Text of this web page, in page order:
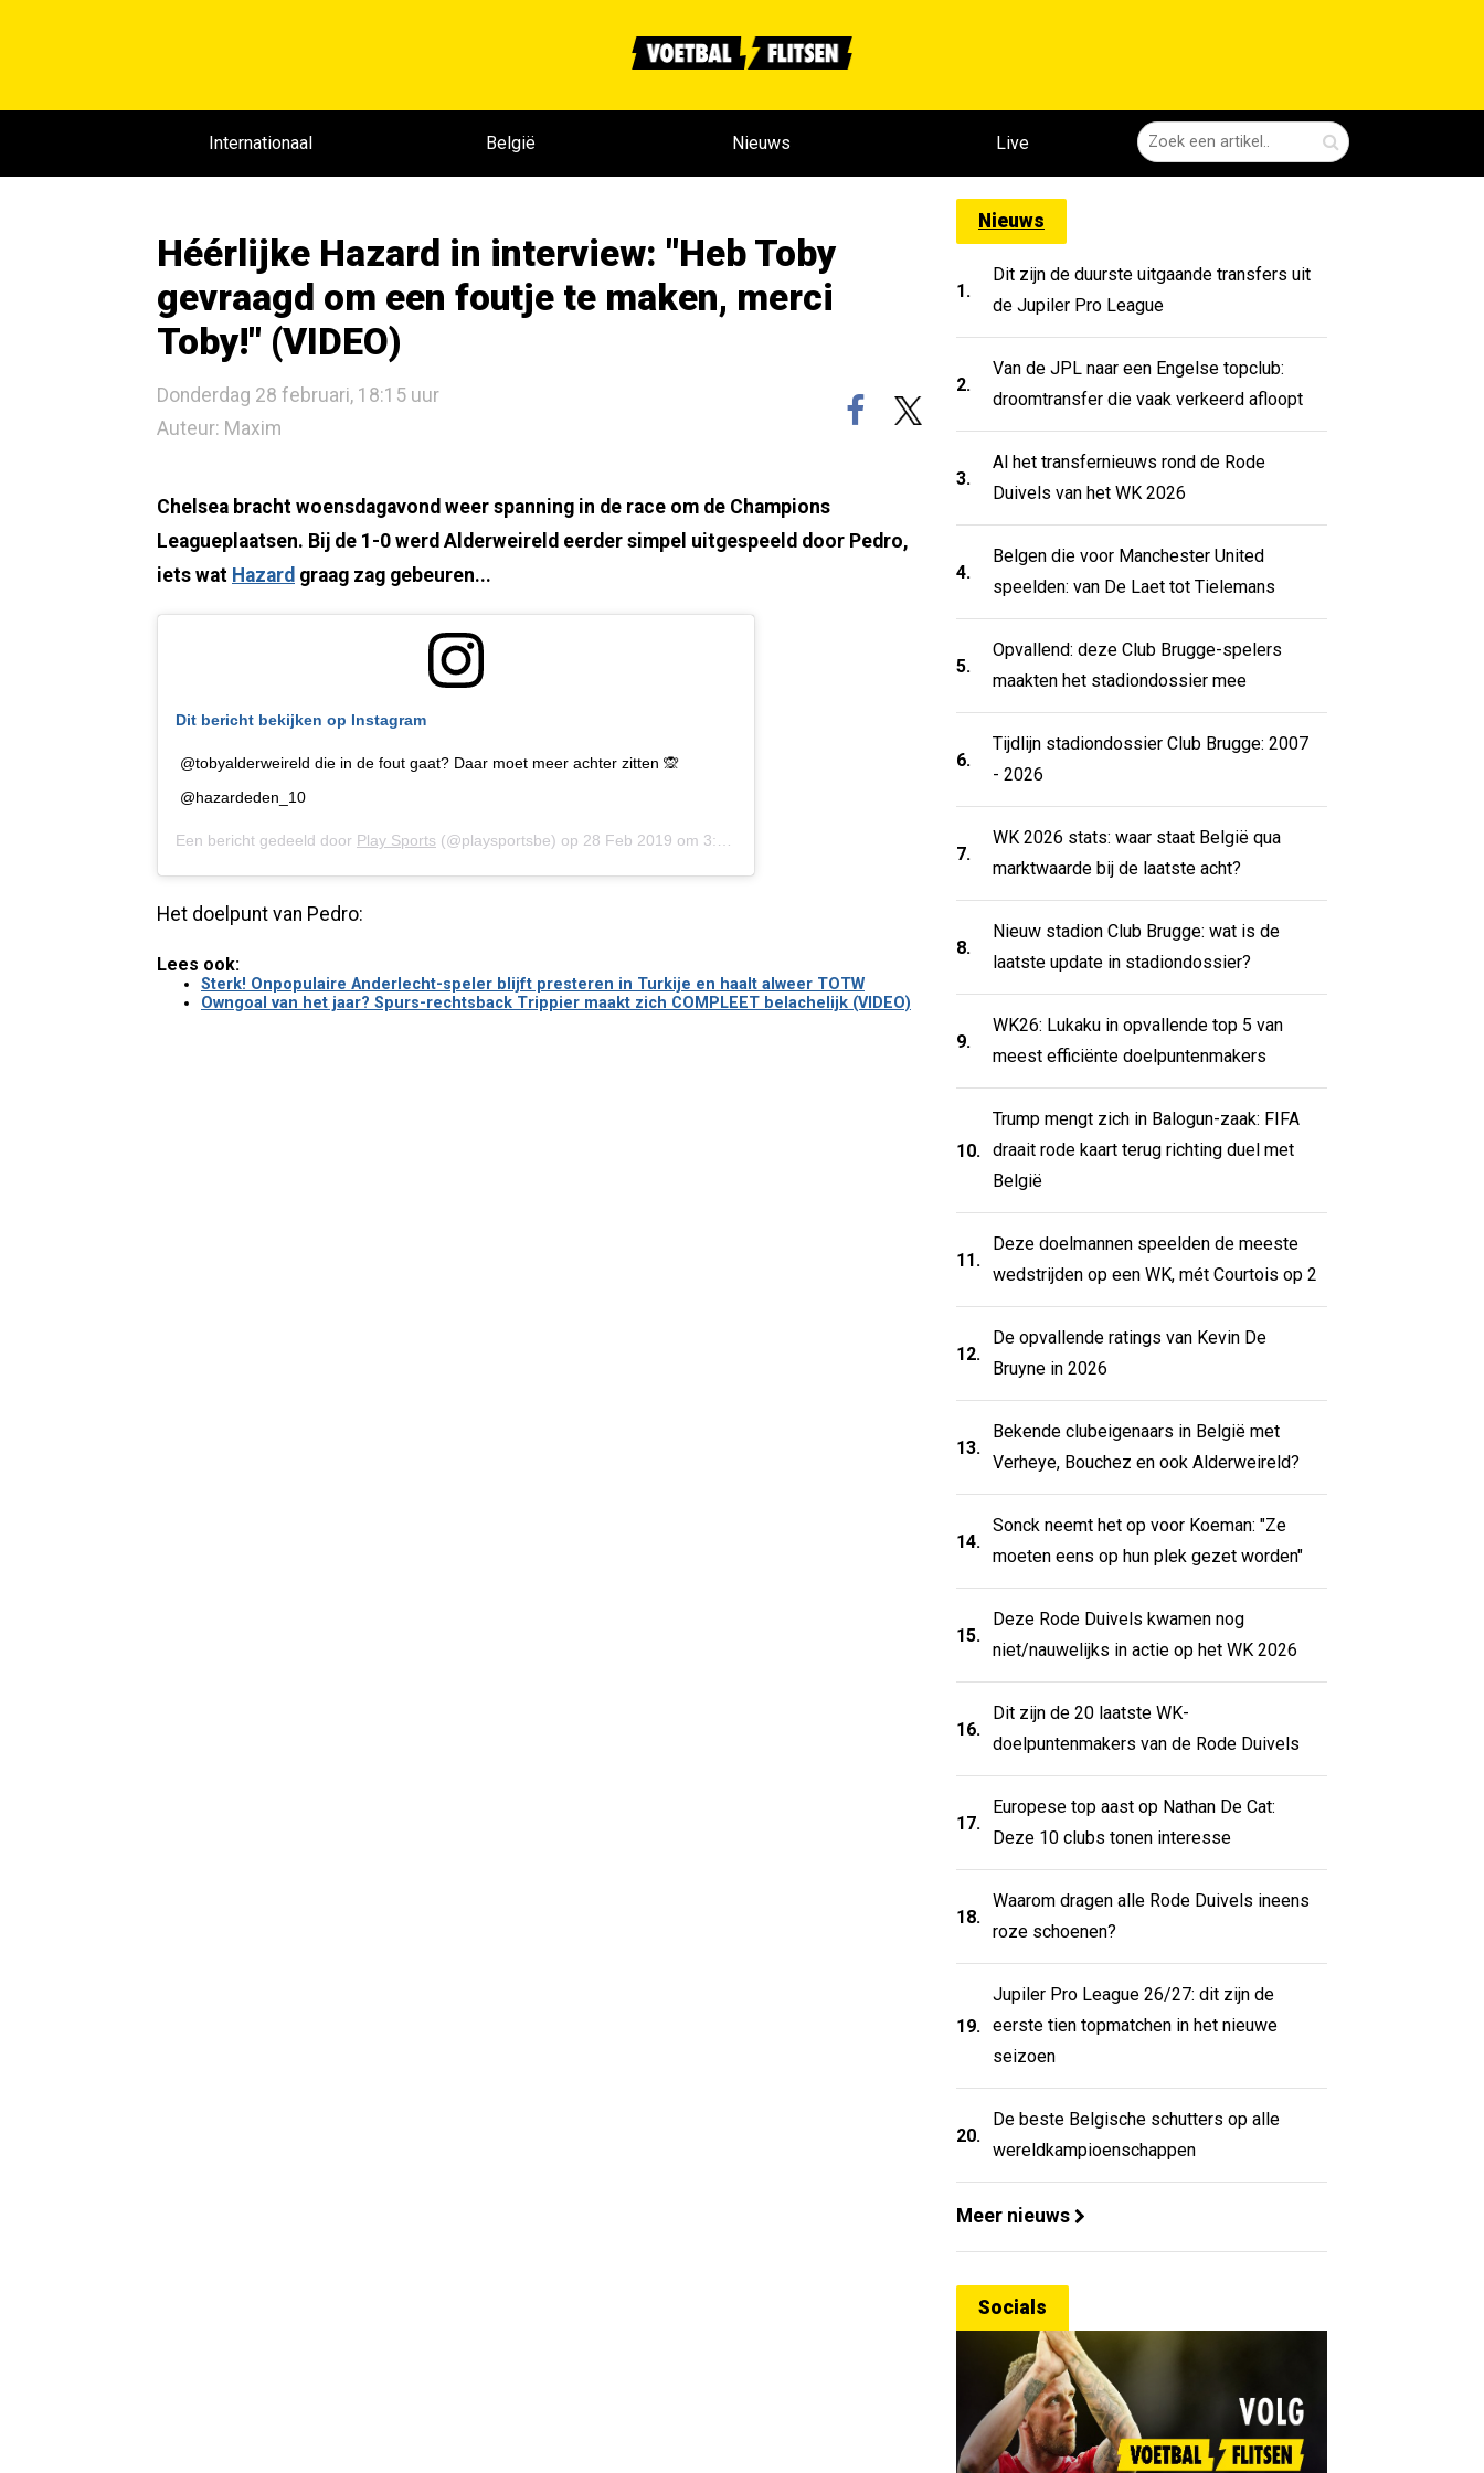
Internationaal België Nieuws Live
Héérlijke Hazard in interview: "Heb Toby
gevraagd om een foutje te maken, merci
Toby!" (VIDEO)
Donderdag 28 februari, 18:15 uur
Auteur: Maxim
Chelsea bracht woensdagavond weer spanning in de race om de Champions
Leagueplaatsen. Bij de 1-0 werd Alderweireld eerder simpel uitgespeeld door Pedro,
iets wat Hazard graag zag gebeuren...
Dit bericht bekijken op Instagram
@tobyalderweireld die in de fout gaat? Daar moet meer achter zitten 🙊
@hazardeden_10
Een bericht gedeeld door Play Sports (@playsportsbe) op 28 Feb 2019 om 3:35 (PST)
Het doelpunt van Pedro:
Lees ook:
Sterk! Onpopulaire Anderlecht-speler blijft presteren in Turkije en haalt alweer TOTW
Owngoal van het jaar? Spurs-rechtsback Trippier maakt zich COMPLEET belachelijk (VIDEO)
Nieuws
1.
Dit zijn de duurste uitgaande transfers uit
de Jupiler Pro League
2.
Van de JPL naar een Engelse topclub:
droomtransfer die vaak verkeerd afloopt
3.
Al het transfernieuws rond de Rode
Duivels van het WK 2026
4.
Belgen die voor Manchester United
speelden: van De Laet tot Tielemans
5.
Opvallend: deze Club Brugge-spelers
maakten het stadiondossier mee
6.
Tijdlijn stadiondossier Club Brugge: 2007
- 2026
7.
WK 2026 stats: waar staat België qua
marktwaarde bij de laatste acht?
8.
Nieuw stadion Club Brugge: wat is de
laatste update in stadiondossier?
9.
WK26: Lukaku in opvallende top 5 van
meest efficiënte doelpuntenmakers
10.
Trump mengt zich in Balogun-zaak: FIFA
draait rode kaart terug richting duel met
België
11.
Deze doelmannen speelden de meeste
wedstrijden op een WK, mét Courtois op 2
12.
De opvallende ratings van Kevin De
Bruyne in 2026
13.
Bekende clubeigenaars in België met
Verheye, Bouchez en ook Alderweireld?
14.
Sonck neemt het op voor Koeman: "Ze
moeten eens op hun plek gezet worden"
15.
Deze Rode Duivels kwamen nog
niet/nauwelijks in actie op het WK 2026
16.
Dit zijn de 20 laatste WK-
doelpuntenmakers van de Rode Duivels
17.
Europese top aast op Nathan De Cat:
Deze 10 clubs tonen interesse
18.
Waarom dragen alle Rode Duivels ineens
roze schoenen?
19.
Jupiler Pro League 26/27: dit zijn de
eerste tien topmatchen in het nieuwe
seizoen
20.
De beste Belgische schutters op alle
wereldkampioenschappen
Meer nieuws
Socials